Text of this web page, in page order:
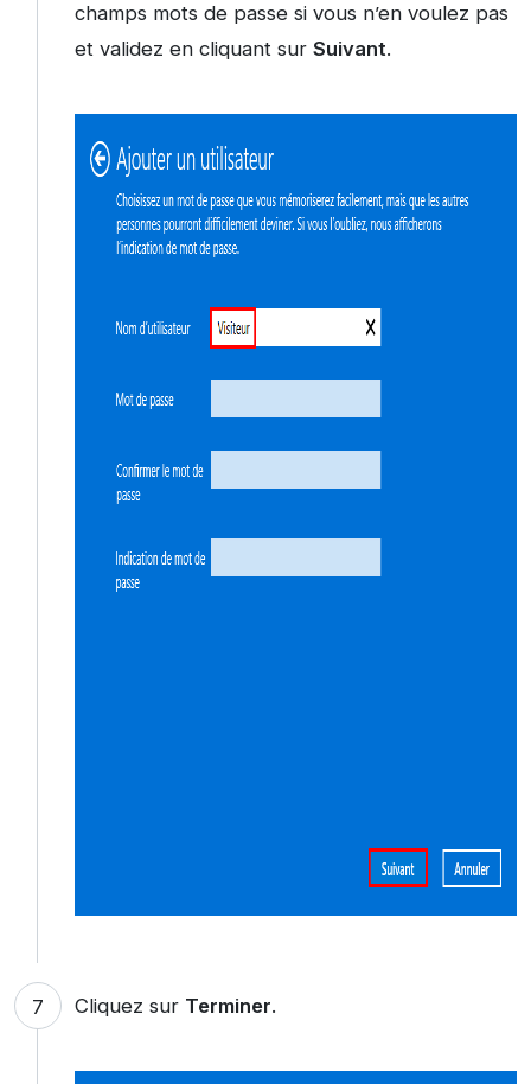
champs mots de passe si vous n’en voulez pas
et validez en cliquant sur Suivant.
Cliquez sur Terminer.